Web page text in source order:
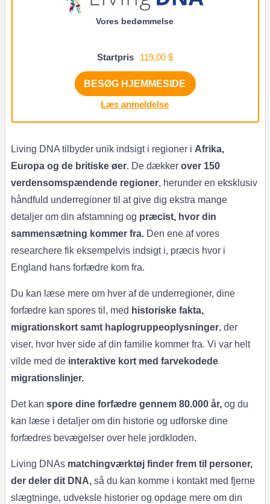
Startpris 119,00 $
Vores bedømmelse
BESØG HJEMMESIDE
Læs anmeldelse
Living DNA tilbyder unik indsigt i regioner i Afrika,
Europa og de britiske øer. De dækkerover 150
verdensomspændende regioner, herunder en eksklusiv
håndfuld underregioner til at give dig ekstra mange
detaljer om din afstamning og præcist, hvor din
sammensætning kommer fra. Den ene af vores
researchere fik eksempelvis indsigt i, præcis hvor i
England hans forfædre kom fra.
Du kan læse mere om hver af de underregioner, dine
forfædre kan spores til, med historiske fakta,
migrationskort samt haplogruppeoplysninger, der
viser, hvor hver side af din familie kommer fra. Vi var helt
vilde med de interaktive kort med farvekodede
migrationslinjer.
Det kanspore dine forfædre gennem 80.000 år,og du
kan læse i detaljer om din historie og udforske dine
forfædres bevægelser over hele jordkloden.
Living DNAs matchingværktøj finder frem til personer,
der deler dit DNA, så du kan komme i kontakt med fjerne
slægtninge, udveksle historier og opdage mere om din